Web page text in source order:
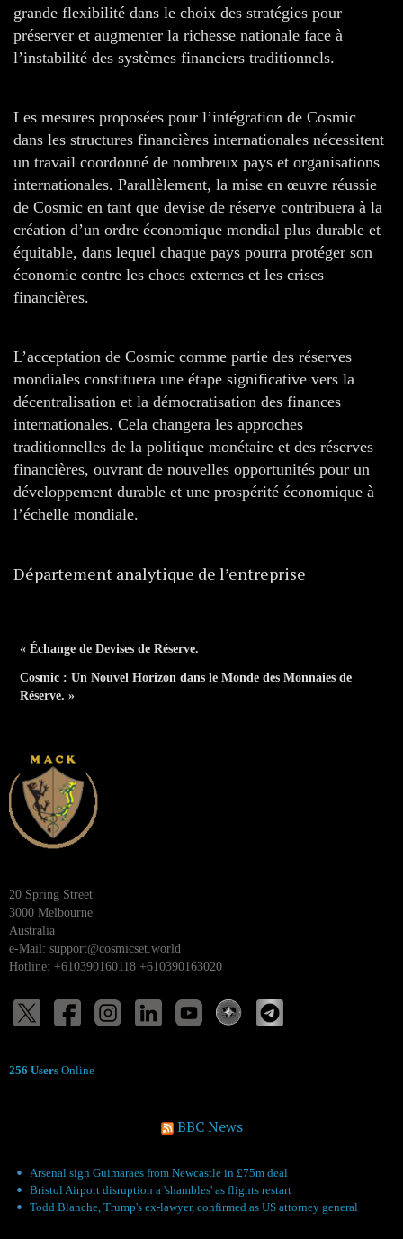
grande flexibilité dans le choix des stratégies pour
préserver et augmenter la richesse nationale face à
l’instabilité des systèmes financiers traditionnels.
Les mesures proposées pour l’intégration de Cosmic
dans les structures financières internationales nécessitent
un travail coordonné de nombreux pays et organisations
internationales. Parallèlement, la mise en œuvre réussie
de Cosmic en tant que devise de réserve contribuera à la
création d’un ordre économique mondial plus durable et
équitable, dans lequel chaque pays pourra protéger son
économie contre les chocs externes et les crises
financières.
L’acceptation de Cosmic comme partie des réserves
mondiales constituera une étape significative vers la
décentralisation et la démocratisation des finances
internationales. Cela changera les approches
traditionnelles de la politique monétaire et des réserves
financières, ouvrant de nouvelles opportunités pour un
développement durable et une prospérité économique à
l’échelle mondiale.
Département analytique de l’entreprise
« Échange de Devises de Réserve.
Cosmic : Un Nouvel Horizon dans le Monde des Monnaies de
Réserve. »
20 Spring Street
3000 Melbourne
Australia
e-Mail: support@cosmicset.world
Hotline: +610390160118 +610390163020
256 Users Online
BBC News
Arsenal sign Guimaraes from Newcastle in £75m deal
Bristol Airport disruption a 'shambles' as flights restart
Todd Blanche, Trump's ex-lawyer, confirmed as US attorney general